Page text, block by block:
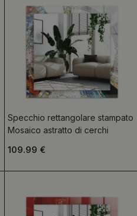
Specchio rettangolare stampato
Mosaico astratto di cerchi
109.99 €